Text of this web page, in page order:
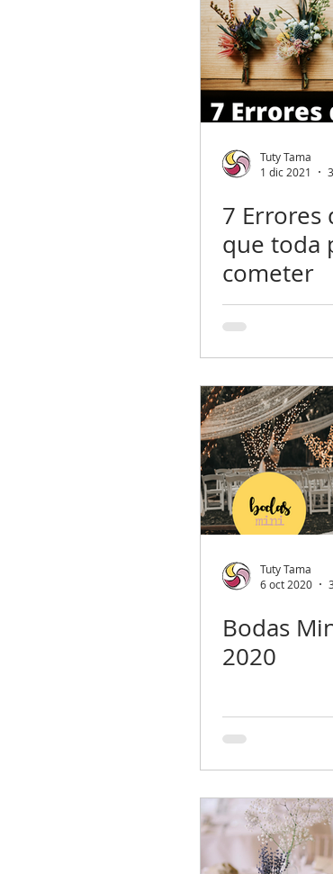
Tuty Tama
1 dic 2021
7 Errores
que toda
cometer
Tuty Tama
6 oct 2020
Bodas
2020